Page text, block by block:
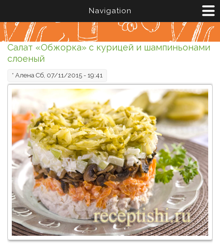
Navigation
Салат «Обжорка» с курицей и шампиньонами
слоеный
* Алена Сб, 07/11/2015 - 19:41